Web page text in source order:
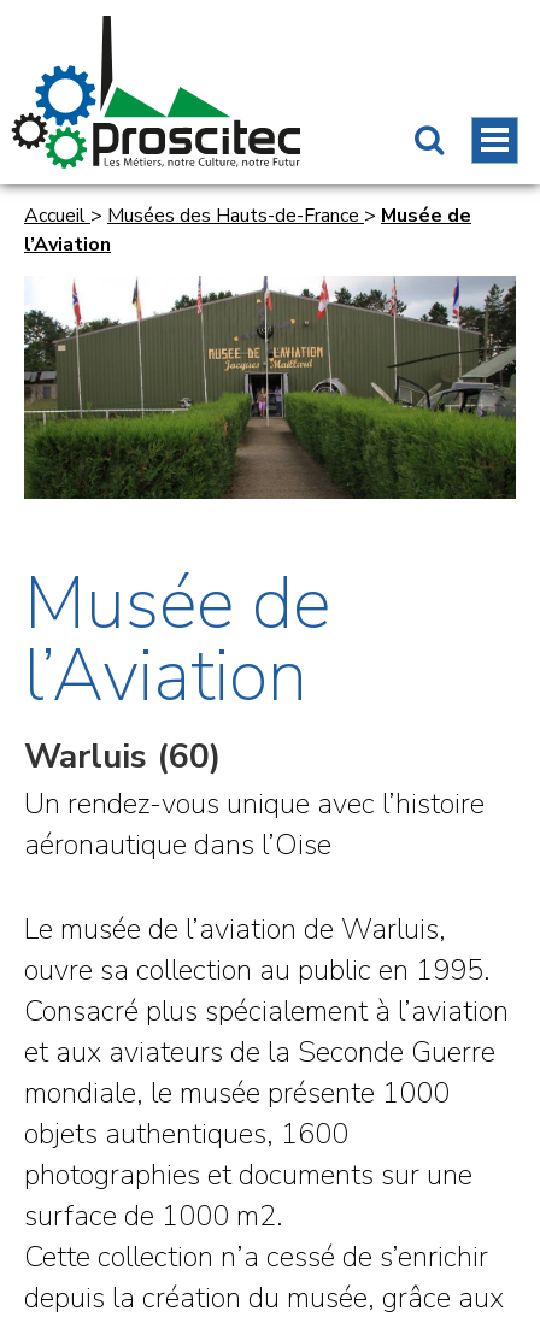
Accueil > Musées des Hauts-de-France > Musée de
l’Aviation
Musée de
l’Aviation
Warluis (60)
Un rendez-vous unique avec l’histoire
aéronautique dans l’Oise
Le musée de l’aviation de Warluis,
ouvre sa collection au public en 1995.
Consacré plus spécialement à l’aviation
et aux aviateurs de la Seconde Guerre
mondiale, le musée présente 1000
objets authentiques, 1600
photographies et documents sur une
surface de 1000 m2.
Cette collection n’a cessé de s’enrichir
depuis la création du musée, grâce aux